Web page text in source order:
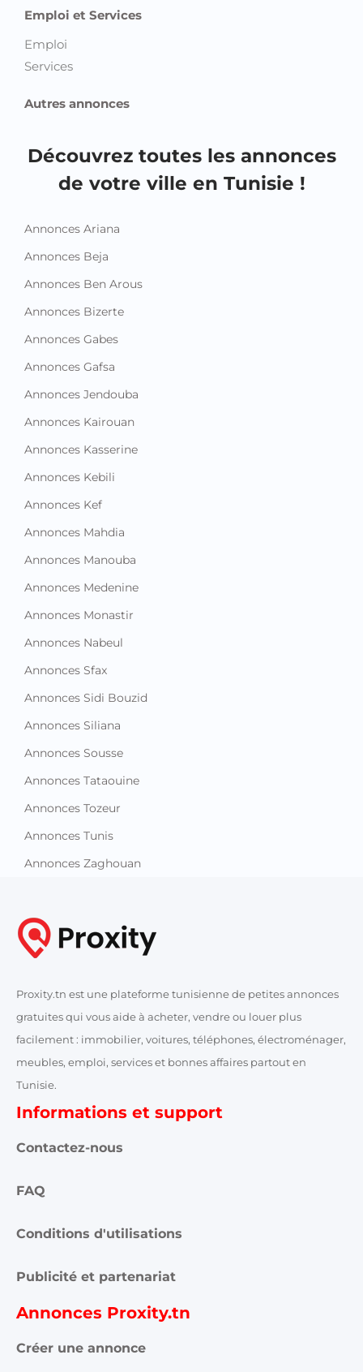
Emploi et Services
Emploi
Services
Autres annonces
Découvrez toutes les annonces
de votre ville en Tunisie !
Annonces Ariana
Annonces Beja
Annonces Ben Arous
Annonces Bizerte
Annonces Gabes
Annonces Gafsa
Annonces Jendouba
Annonces Kairouan
Annonces Kasserine
Annonces Kebili
Annonces Kef
Annonces Mahdia
Annonces Manouba
Annonces Medenine
Annonces Monastir
Annonces Nabeul
Annonces Sfax
Annonces Sidi Bouzid
Annonces Siliana
Annonces Sousse
Annonces Tataouine
Annonces Tozeur
Annonces Tunis
Annonces Zaghouan
Proxity.tn est une plateforme tunisienne de petites annonces
gratuites qui vous aide à acheter, vendre ou louer plus
facilement : immobilier, voitures, téléphones, électroménager,
meubles, emploi, services et bonnes affaires partout en
Tunisie.
Informations et support
Contactez-nous
FAQ
Conditions d'utilisations
Publicité et partenariat
Annonces Proxity.tn
Créer une annonce